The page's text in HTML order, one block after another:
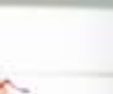
Website externe
YouTube), um
anzubieten.